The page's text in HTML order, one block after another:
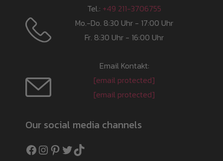
Tel.: +49 211-3706755
Mo.-Do. 8:30 Uhr - 17:00 Uhr
Fr. 8:30 Uhr - 16:00 Uhr
Email Kontakt:
[email protected]
[email protected]
Our social media channels
Facebook
Instagram
Pinterest
Twitter
TikTok